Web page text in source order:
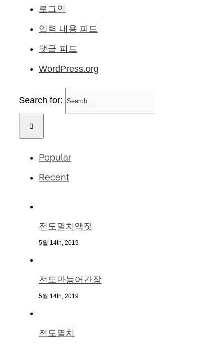
로그인
입력 내용 피드
댓글 피드
WordPress.org
Search for:
Popular
Recent
전도멸치액젓
5월 14th, 2019
전도만능어간장
5월 14th, 2019
전도멸치